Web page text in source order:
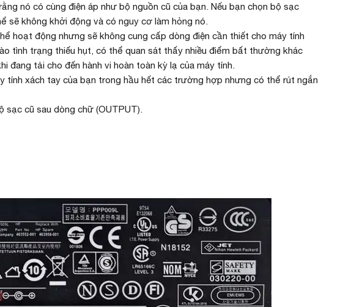
nó có cùng điện áp như bộ nguồn cũ của bạn. Nếu bạn chọn bộ sạc
sẽ không khởi động và có nguy cơ làm hỏng nó.
hoạt động nhưng sẽ không cung cấp dòng điện cần thiết cho máy tính
tình trạng thiếu hụt, có thể quan sát thấy nhiều điểm bất thường khác
đang tải cho đến hành vi hoàn toàn kỳ lạ của máy tính.
tính xách tay của bạn trong hầu hết các trường hợp nhưng có thể rút ngắn
sạc cũ sau dòng chữ (OUTPUT).